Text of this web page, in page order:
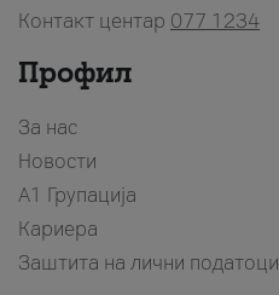
Контакт центар 077 1234
Профил
За нас
Новости
А1 Групација
Кариера
Заштита на лични податоци